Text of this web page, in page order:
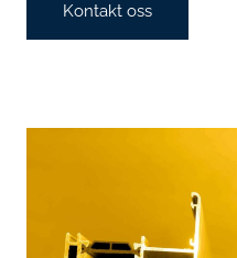
Kontakt oss